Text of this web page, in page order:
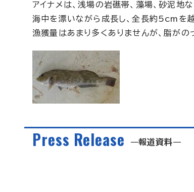
アイナメは、浅場の岩礁帯、藻場、砂泥地
海中を漂いながら成長し、全長約5cmを
漁獲量はあまり多くありませんが、脂が
Press Release 報道資料